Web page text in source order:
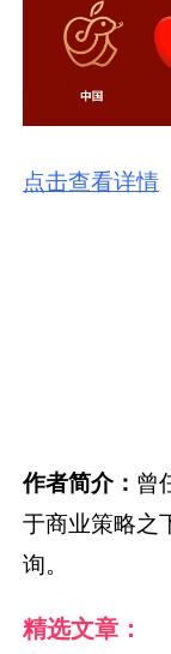
点击查看详情
作者简介： 曾
于商业策略之
询。
精选文章：